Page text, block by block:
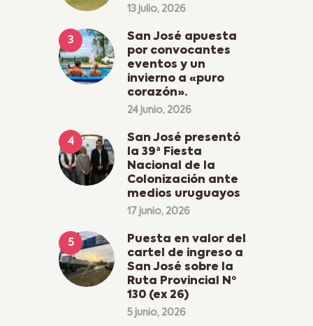
13 julio, 2026
San José apuesta
por convocantes
eventos y un
invierno a «puro
corazón».
24 junio, 2026
San José presentó
la 39ª Fiesta
Nacional de la
Colonización ante
medios uruguayos
17 junio, 2026
Puesta en valor del
cartel de ingreso a
San José sobre la
Ruta Provincial Nº
130 (ex 26)
5 junio, 2026